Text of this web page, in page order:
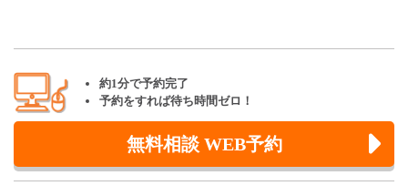
約1分で予約完了
予約をすれば待ち時間ゼロ！
無料相談 WEB予約